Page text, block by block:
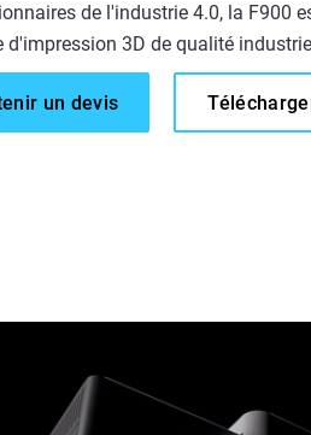
de l'industrie 4.0, la F900
d'impression 3D de qualité
un devis